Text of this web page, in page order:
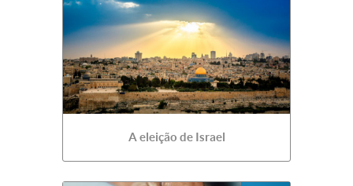
A eleição de Israel